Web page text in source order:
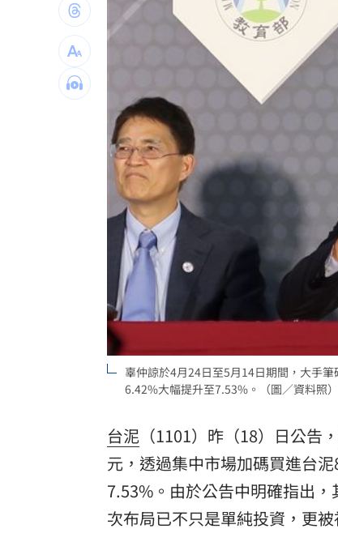
瓊斯盃領隊出爐 陳立宗與張維正
日人扛回35公斤戰利品曝 台人一看
20:31
LIVE三立+24小時直播
三立iNEWS新聞台線上直播
商場戰國來臨 台中「頂奢大道」
台彩父親節推新刮刮樂千萬頭獎超
「拍片人的多重宇宙」職涯論壇9/12
8國球員齊聚高雄 Formosa 7s掀
理想混蛋號召粉絲跨海追星吃美食！
辜仲諒於4月24日至5月14日期間，大手
6.42%大幅提升至7.53%。（圖／資料照）
台泥 （1101）昨（18）日公告，
元，透過集中市場加碼買進台
7.53%。由於公告中明確指出
次布局已不只是單純投資，更